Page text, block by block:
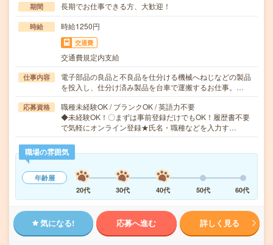
期間 長期でお仕事できる方、大歓迎！
時給 時給1250円
交通費
交通費規定内支給
仕事内容
電子部品の良品と不良品を仕分ける機械へねじなどの製品
を投入し、仕分け済み製品を台車で運搬するお仕事。…
応募資格
職種未経験OK / ブランクOK / 英語力不要
◆未経験OK！〇まずは事前登録だけでもOK！履歴書不要
で気軽にオンライン登録★氏名・職種などを入力す…
職場の雰囲気
年齢層
20代
30代 40代 50代 60代
気になる! 応募へ進む 詳しく見る